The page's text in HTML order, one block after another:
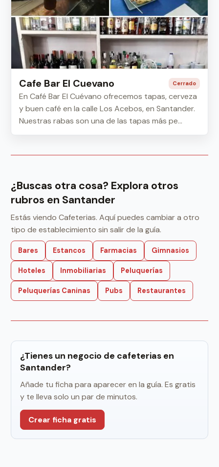
Cafe Bar El Cuevano Cerrado
En Café Bar El Cuévano ofrecemos tapas, cerveza
y buen café en la calle Los Acebos, en Santander.
Nuestras rabas son una de las tapas más pe...
¿Buscas otra cosa? Explora otros
rubros en Santander
Estás viendo Cafeterias. Aquí puedes cambiar a otro
tipo de establecimiento sin salir de la guía.
Bares Estancos Farmacias Gimnasios
Hoteles Inmobiliarias Peluquerías
Peluquerías Caninas Pubs Restaurantes
¿Tienes un negocio de cafeterias en
Santander?
Añade tu ficha para aparecer en la guía. Es gratis
y te lleva solo un par de minutos.
Crear ficha gratis